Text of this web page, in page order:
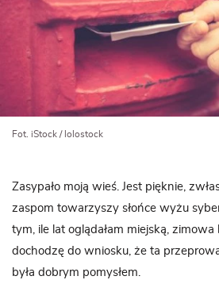
Fot. iStock / lolostock
Zasypało moją wieś. Jest pięknie,
zaspom towarzyszy słońce wyżu
tym, ile lat oglądałam miejską, zimowa
dochodzę do wniosku, że ta
była dobrym pomysłem.